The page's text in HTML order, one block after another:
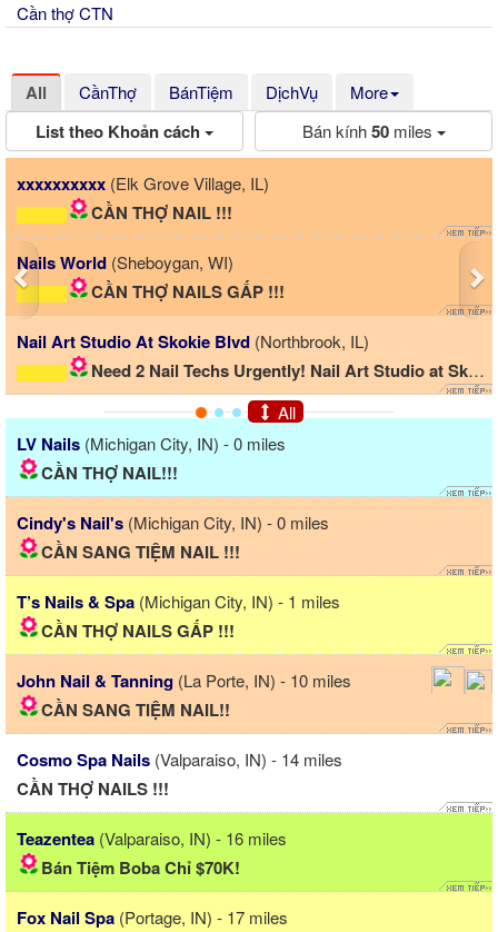
Cần thợ CTN
All CầnThợ BánTiệm DịchVụ More
List theo Khoản cách Bán kính50miles
All
IL)
at Skokie...
Zen Nails & Spa
A Nails(Lafayette, IN)
CẦN TUYỂN THỢ NAIL GẤP GẤP GẤP
Paris Nails (Naperville, IL)
Urgently hiring a nail technician
LV Nails (Michigan City, IN) - 0 miles
CẦN THỢ NAIL!!!
Cindy's Nail's (Michigan City, IN) - 0 miles
CẦN SANG TIỆM NAIL !!!
T’s Nails & Spa (Michigan City, IN) - 1 miles
CẦN THỢ NAILS GẤP !!!
John Nail & Tanning (La Porte, IN) - 10 miles
CẦN SANG TIỆM NAIL!!
Cosmo Spa Nails (Valparaiso, IN) - 14 miles
CẦN THỢ NAILS !!!
Teazentea (Valparaiso, IN) - 16 miles
Bán Tiệm Boba Chỉ $70K!
Fox Nail Spa (Portage, IN) - 17 miles